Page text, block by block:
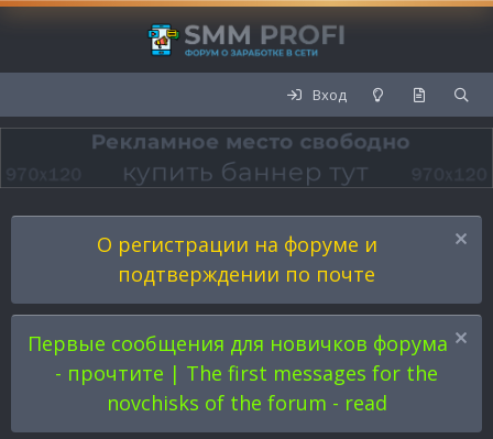
Вход
О регистрации на форуме и
подтверждении по почте
Первые сообщения для новичков форума
- прочтите | The first messages for the
novchisks of the forum - read